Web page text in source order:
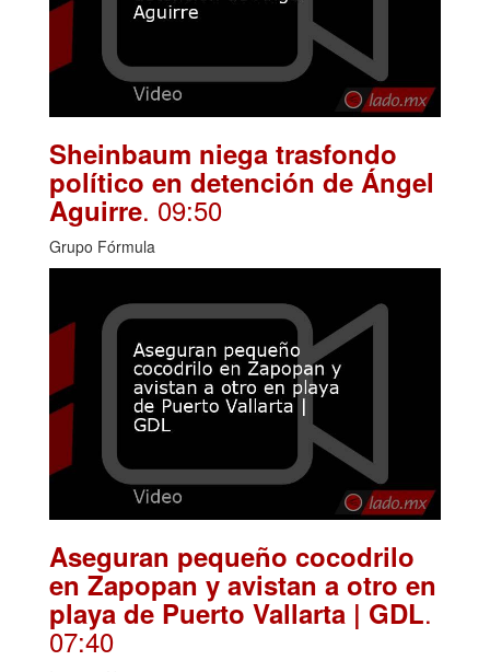
Sheinbaum niega trasfondo
político en detención de Ángel
Aguirre. 09:50
Grupo Fórmula
Aseguran pequeño cocodrilo
en Zapopan y avistan a otro en
playa de Puerto Vallarta | GDL.
07:40